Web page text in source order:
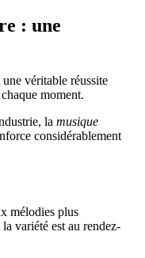
: une
une véritable réussite
moment.
la musique
considérablement
mélodies plus
variété est au rendez-